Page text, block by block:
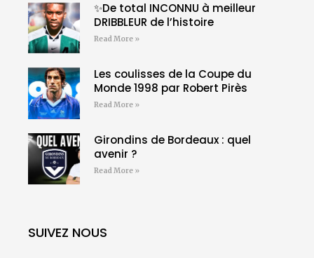
✨De total INCONNU à meilleur
DRIBBLEUR de l’histoire
Read More »
Les coulisses de la Coupe du
Monde 1998 par Robert Pirès
Read More »
Girondins de Bordeaux : quel
avenir ?
Read More »
SUIVEZ NOUS